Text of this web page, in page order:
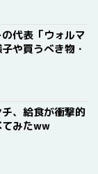
代表「ウォルマ
や買うべき物・
、給食が衝撃的
てみたww